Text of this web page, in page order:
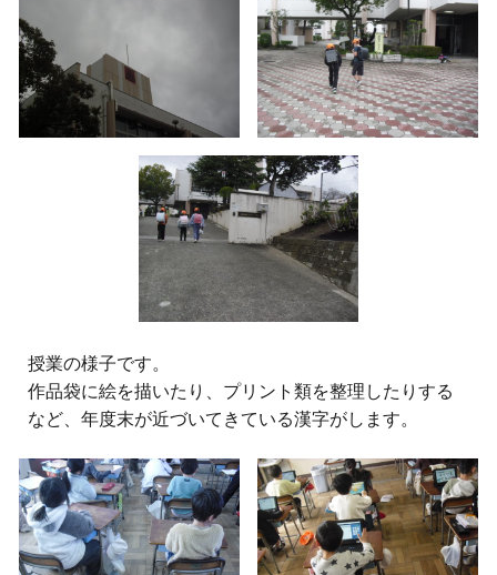
授業の様子です。
作品袋に絵を描いたり、プリント類を整理したりする
など、年度末が近づいてきている漢字がします。